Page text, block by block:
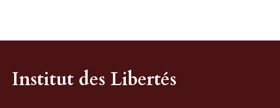
Institut des Libertés